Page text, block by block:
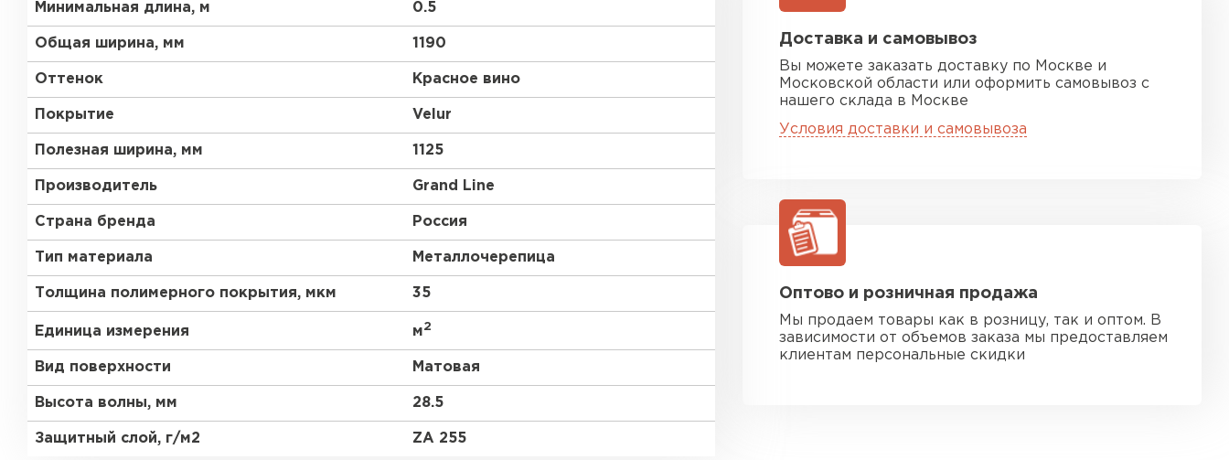
Минимальная длина, м 0.5
Общая ширина, мм 1190
Оттенок Красное вино
Покрытие Velur
Полезная ширина, мм 1125
Производитель Grand Line
Страна бренда Россия
Тип материала Металлочерепица
Толщина полимерного покрытия, мкм 35
Единица измерения м2
Вид поверхности Матовая
Высота волны, мм 28.5
Защитный слой, г/м2 ZA 255
Доставка и самовывоз
Вы можете заказать доставку по Москве и
Московской области или оформить самовывоз с
нашего склада в Москве
Условия доставки и самовывоза
Оптово и розничная продажа
Мы продаем товары как в розницу, так и оптом. В
зависимости от объемов заказа мы предоставляем
клиентам персональные скидки